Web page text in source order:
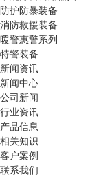
防护防暴装备
消防救援装备
暖警惠警系列
特警装备
新闻资讯
新闻中心
公司新闻
行业资讯
产品信息
相关知识
客户案例
联系我们